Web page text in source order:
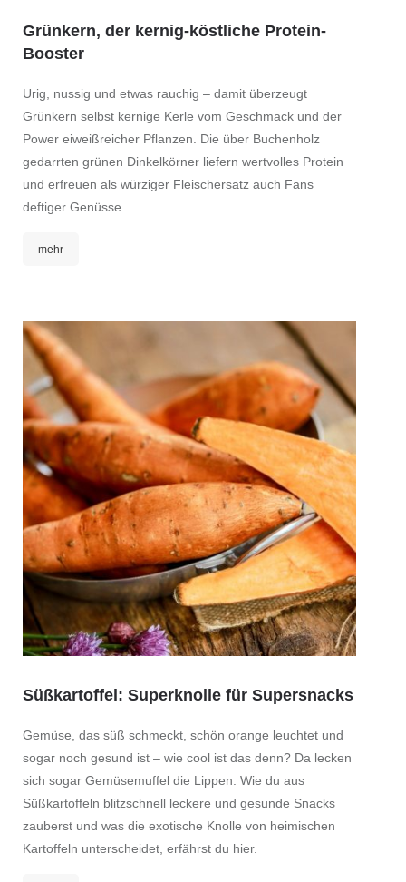
Grünkern, der kernig-köstliche Protein-
Booster
Urig, nussig und etwas rauchig – damit überzeugt
Grünkern selbst kernige Kerle vom Geschmack und der
Power eiweißreicher Pflanzen. Die über Buchenholz
gedarrten grünen Dinkelkörner liefern wertvolles Protein
und erfreuen als würziger Fleischersatz auch Fans
deftiger Genüsse.
mehr
Süßkartoffel: Superknolle für Supersnacks
Gemüse, das süß schmeckt, schön orange leuchtet und
sogar noch gesund ist – wie cool ist das denn? Da lecken
sich sogar Gemüsemuffel die Lippen. Wie du aus
Süßkartoffeln blitzschnell leckere und gesunde Snacks
zauberst und was die exotische Knolle von heimischen
Kartoffeln unterscheidet, erfährst du hier.